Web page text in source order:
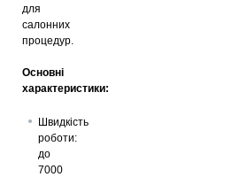
для
салонних
процедур.
Основні
характеристики:
Швидкість
роботи:
до
7000